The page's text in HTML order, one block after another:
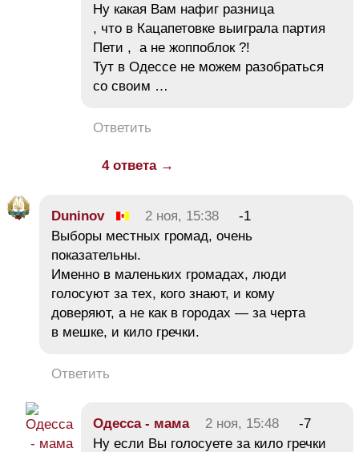
Ну какая Вам нафиг разница
, что в Кацапетовке выиграла партия
Пети , а не жоппоблок ?!
Тут в Одессе не можем разобраться
со своим …
Ответить
4 ответа →
Duninov 2 ноя, 15:38
-1
Выборы местных громад, очень
показательны.
Именно в маленьких громадах, люди
голосуют за тех, кого знают, и кому
доверяют, а не как в городах — за черта
в мешке, и кило гречки.
Ответить
Одесса - мама 2 ноя, 15:48
-7
Ну если Вы голосуете за кило гречки